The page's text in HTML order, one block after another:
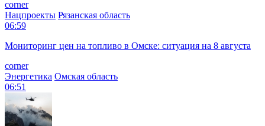
corner
Нацпроекты Рязанская область
06:59
Мониторинг цен на топливо в Омске: ситуация на 8 августа
corner
Энергетика Омская область
06:51